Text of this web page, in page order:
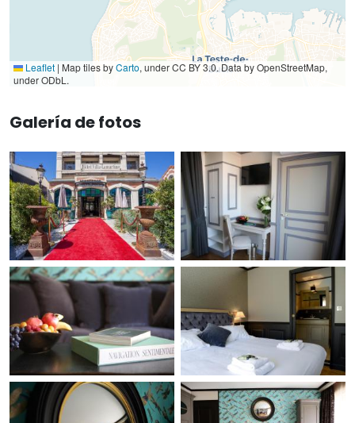
Leaflet | Map tiles byCarto, under CC BY 3.0. Data by OpenStreetMap,
under ODbL.
Galería de fotos